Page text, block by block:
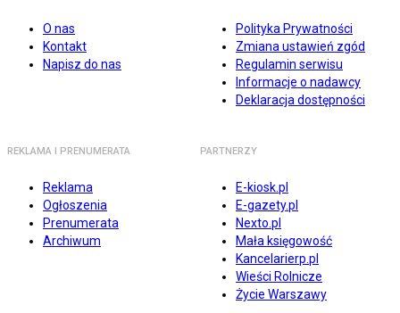
O nas
Kontakt
Napisz do nas
Polityka Prywatności
Zmiana ustawień zgód
Regulamin serwisu
Informacje o nadawcy
Deklaracja dostępności
REKLAMA I PRENUMERATA
Reklama
Ogłoszenia
Prenumerata
Archiwum
PARTNERZY
E-kiosk.pl
E-gazety.pl
Nexto.pl
Mała księgowość
Kancelarierp.pl
Wieści Rolnicze
Życie Warszawy